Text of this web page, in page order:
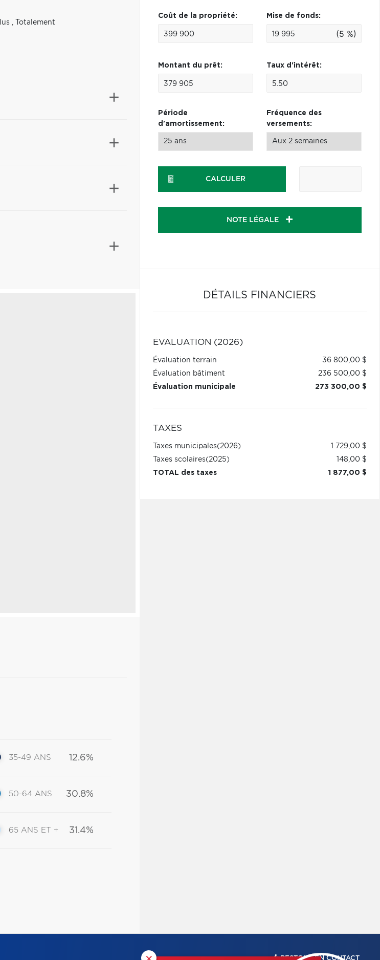
,
Totalement
35-49 ANS 12.6%
50-64 ANS 30.8%
65 ANS ET + 31.4%
Coût de la propriété: Mise de fonds:
(5 %)
Montant du prêt: Taux d'intérêt:
Période
d'amortissement:
Fréquence des
versements:
CALCULER
NOTE LÉGALE
DÉTAILS FINANCIERS
ÉVALUATION (2026)
Évaluation terrain
36 800,00 $
Évaluation bâtiment
236 500,00 $
Évaluation municipale
273 300,00 $
TAXES
Taxes municipales(2026)
1 729,00 $
Taxes scolaires(2025)
148,00 $
TOTAL des taxes
1 877,00 $
RESTONS EN CONTACT